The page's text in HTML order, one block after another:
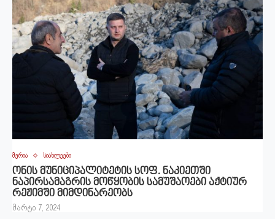
მერია სიახლეები
ონის მუნიციპალიტეტის სოფ. ნაკიეთში
ნაპირსამაგრის მოწყობის სამუშაოები აქტიურ
რეჟიმში მიმდინარეობს
მარტი 7, 2024